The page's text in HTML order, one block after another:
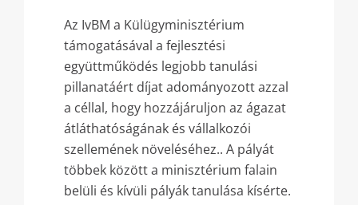
Az IvBM a Külügyminisztérium
támogatásával a fejlesztési
együttműködés legjobb tanulási
pillanatáért díjat adományozott azzal
a céllal, hogy hozzájáruljon az ágazat
átláthatóságának és vállalkozói
szellemének növeléséhez.. A pályát
többek között a minisztérium falain
belüli és kívüli pályák tanulása kísérte.